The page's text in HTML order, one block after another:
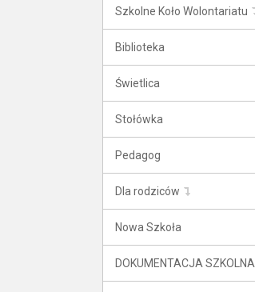
Szkolne Koło Wolontariatu
Biblioteka
Świetlica
Stołówka
Pedagog
Dla rodziców
Nowa Szkoła
DOKUMENTACJA SZKOLNA